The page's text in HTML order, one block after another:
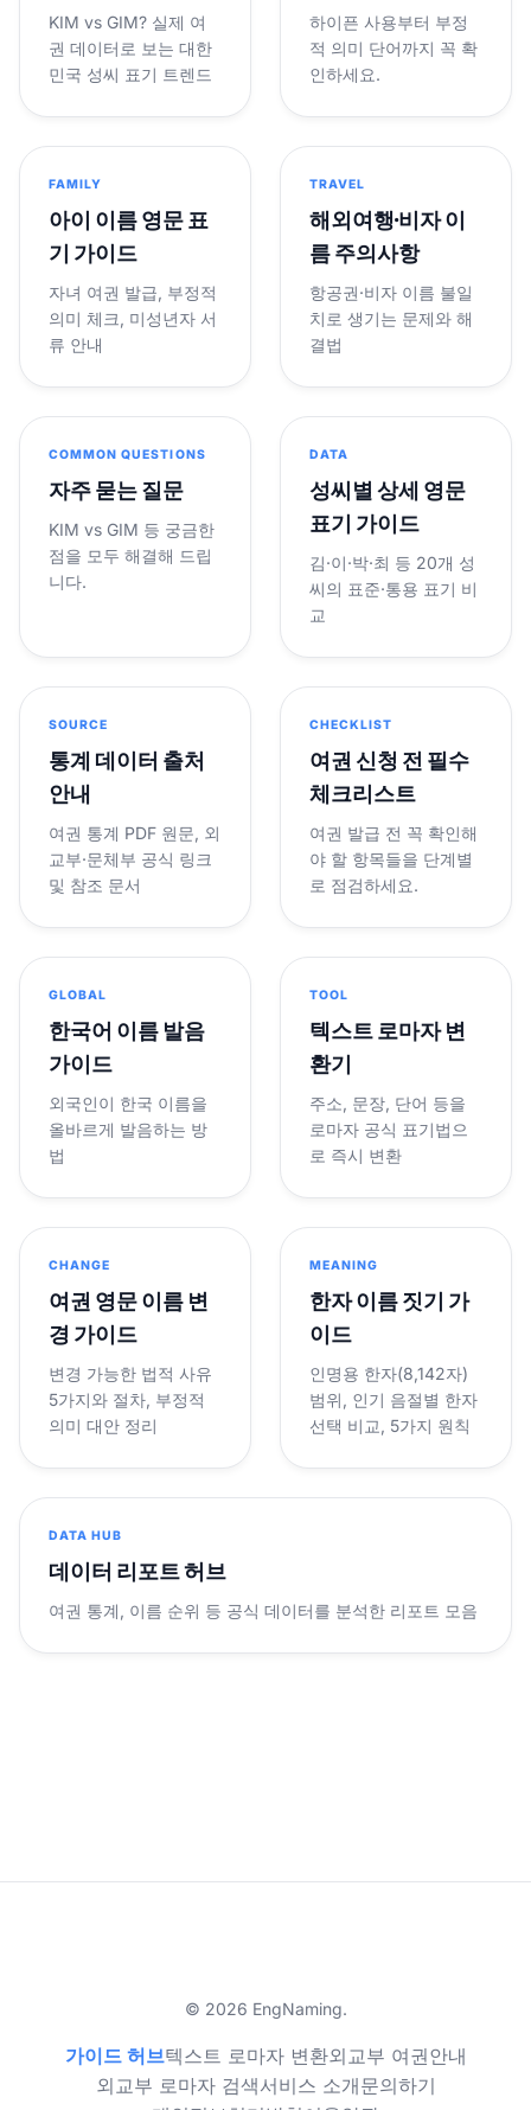
KIM vs GIM? 실제 여
권 데이터로 보는 대한
민국 성씨 표기 트렌드
하이픈 사용부터 부정
적 의미 단어까지 꼭 확
인하세요.
FAMILY
아이 이름 영문 표
기 가이드
자녀 여권 발급, 부정적
의미 체크, 미성년자 서
류 안내
TRAVEL
해외여행·비자 이
름 주의사항
항공권·비자 이름 불일
치로 생기는 문제와 해
결법
COMMON QUESTIONS
자주 묻는 질문
KIM vs GIM 등 궁금한
점을 모두 해결해 드립
니다.
DATA
성씨별 상세 영문
표기 가이드
김·이·박·최 등 20개 성
씨의 표준·통용 표기 비
교
SOURCE
통계 데이터 출처
안내
여권 통계 PDF 원문, 외
교부·문체부 공식 링크
및 참조 문서
CHECKLIST
여권 신청 전 필수
체크리스트
여권 발급 전 꼭 확인해
야 할 항목들을 단계별
로 점검하세요.
GLOBAL
한국어 이름 발음
가이드
외국인이 한국 이름을
올바르게 발음하는 방
법
TOOL
텍스트 로마자 변
환기
주소, 문장, 단어 등을
로마자 공식 표기법으
로 즉시 변환
CHANGE
여권 영문 이름 변
경 가이드
변경 가능한 법적 사유
5가지와 절차, 부정적
의미 대안 정리
MEANING
한자 이름 짓기 가
이드
인명용 한자(8,142자)
범위, 인기 음절별 한자
선택 비교, 5가지 원칙
DATA HUB
데이터 리포트 허브
여권 통계, 이름 순위 등 공식 데이터를 분석한 리포트 모음
© 2026 EngNaming.
가이드 허브텍스트 로마자 변환외교부 여권안내
외교부 로마자 검색서비스 소개문의하기